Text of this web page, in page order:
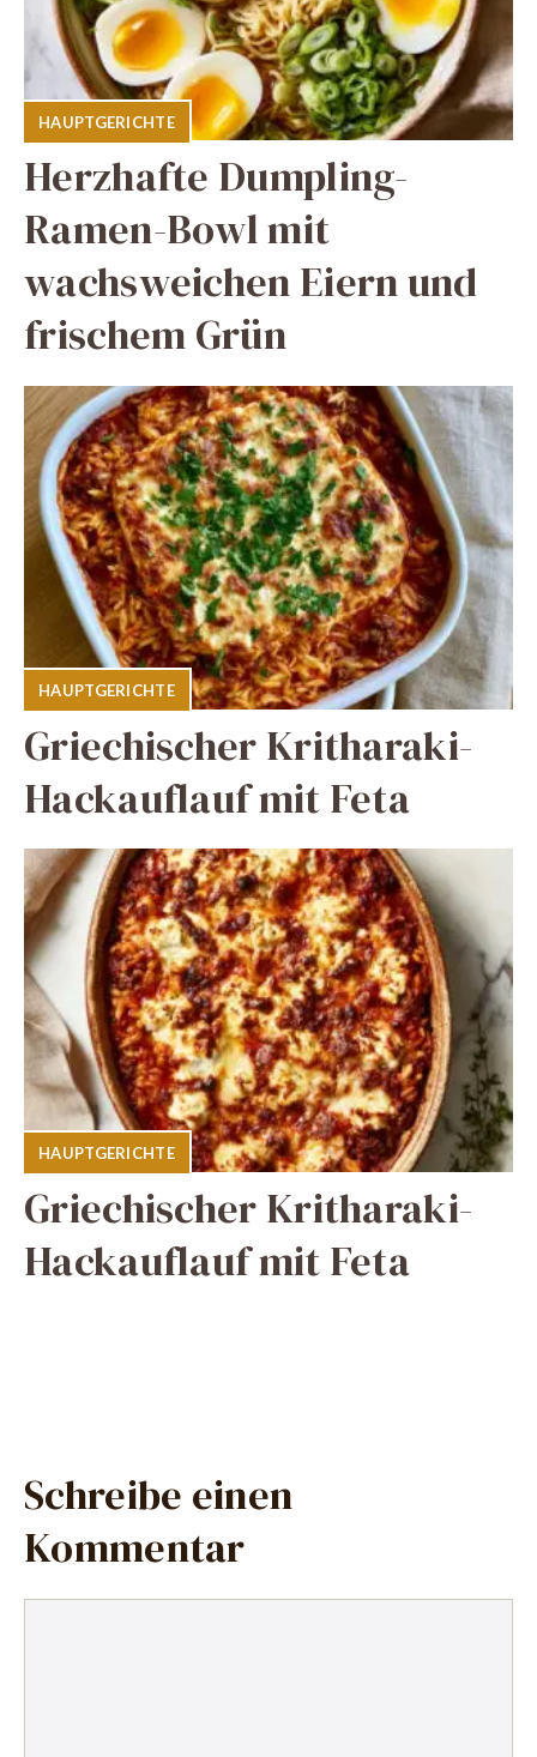
HAUPTGERICHTE
Herzhafte Dumpling-
Ramen-Bowl mit
wachsweichen Eiern und
frischem Grün
HAUPTGERICHTE
Griechischer Kritharaki-
Hackauflauf mit Feta
HAUPTGERICHTE
Griechischer Kritharaki-
Hackauflauf mit Feta
Schreibe einen
Kommentar